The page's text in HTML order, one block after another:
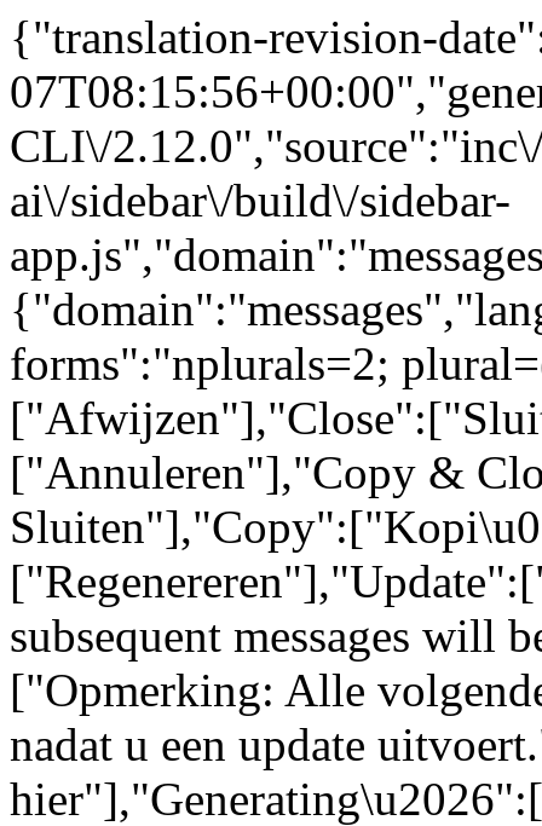
{"translation-revision-
CLI\/
ai\/sidebar\/build\/sidebar-
forms":"nplurals=2;
["Annuleren"],"Copy &
subsequent messages will
["Opmerking: Alle
nadat u een update